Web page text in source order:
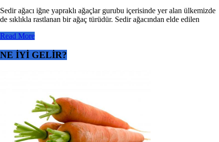
Sedir ağacı iğne yapraklı ağaçlar gurubu içerisinde yer alan ülkemizde
de sıklıkla rastlanan bir ağaç türüdür. Sedir ağacından elde edilen
Read More
NE İYİ GELİR?